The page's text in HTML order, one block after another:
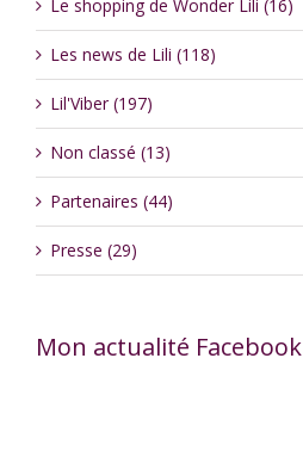
Le shopping de Wonder Lili (16)
Les news de Lili (118)
Lil'Viber (197)
Non classé (13)
Partenaires (44)
Presse (29)
Mon actualité Facebook